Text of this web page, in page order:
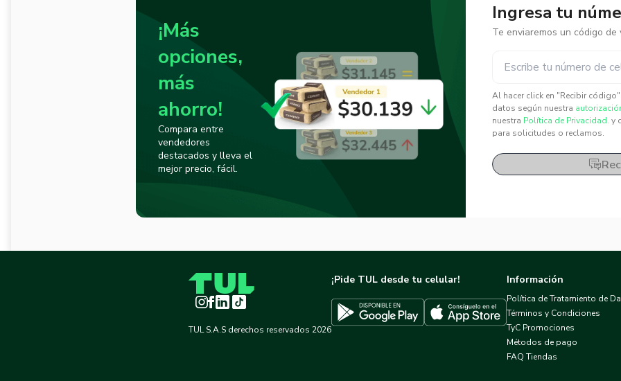
¡Más
opciones,
más
ahorro!
Compara entre
vendedores
destacados y lleva el
mejor precio, fácil.
Ingresa tu
Te enviaremos un código de
Al hacer click en "Recibir
datos según nuestra
nuestra Política de Privacidad. y
para solicitudes o reclamos.
Instagram
Facebook
LinkedInTikTok
TUL S.A.S derechos reservados 2026
¡Pide TUL desde tu celular!
Descargar TUL en Google PlayDescargar TUL en App Store
Información
Política de Tratamiento de
Términos y Condiciones
TyC Promociones
Métodos de pago
FAQ Tiendas